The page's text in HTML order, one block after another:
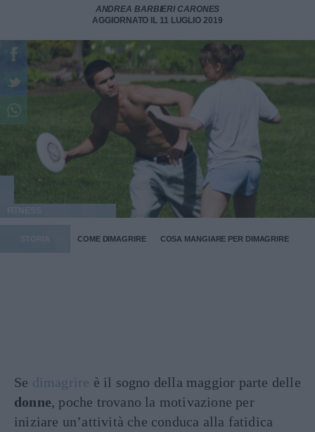
ANDREA BARBIERI CARONES
AGGIORNATO IL 11 LUGLIO 2019
COME DIMAGRIRE COSA MANGIARE PER DIMAGRIRE
Se dimagrire è il sogno della maggior parte delle
donne, poche trovano la motivazione per
iniziare un’attività che conduca alla fatidica